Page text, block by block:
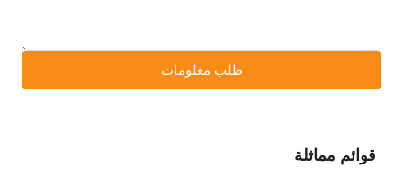
طلب معلومات
قوائم مماثلة